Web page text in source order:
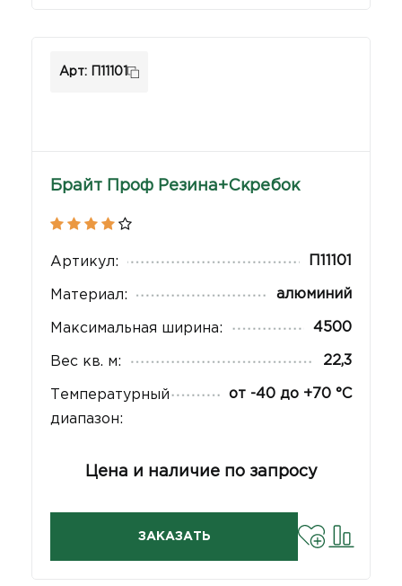
Арт: П11101
Брайт Проф Резина+Скребок
Артикул: П11101
Материал: алюминий
Максимальная ширина: 4500
Вес кв. м: 22,3
Температурный
диапазон:
от -40 до +70 °C
Цена и наличие по запросу
ЗАКАЗАТЬ